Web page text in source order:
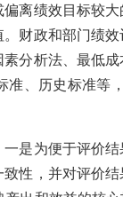
离绩效目标较
财政和部门绩
分析法、最低
准、历史标准等
为便于评价结
性，并对评价